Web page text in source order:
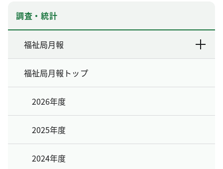
調査・統計
福祉局月報
福祉局月報トップ
2026年度
2025年度
2024年度